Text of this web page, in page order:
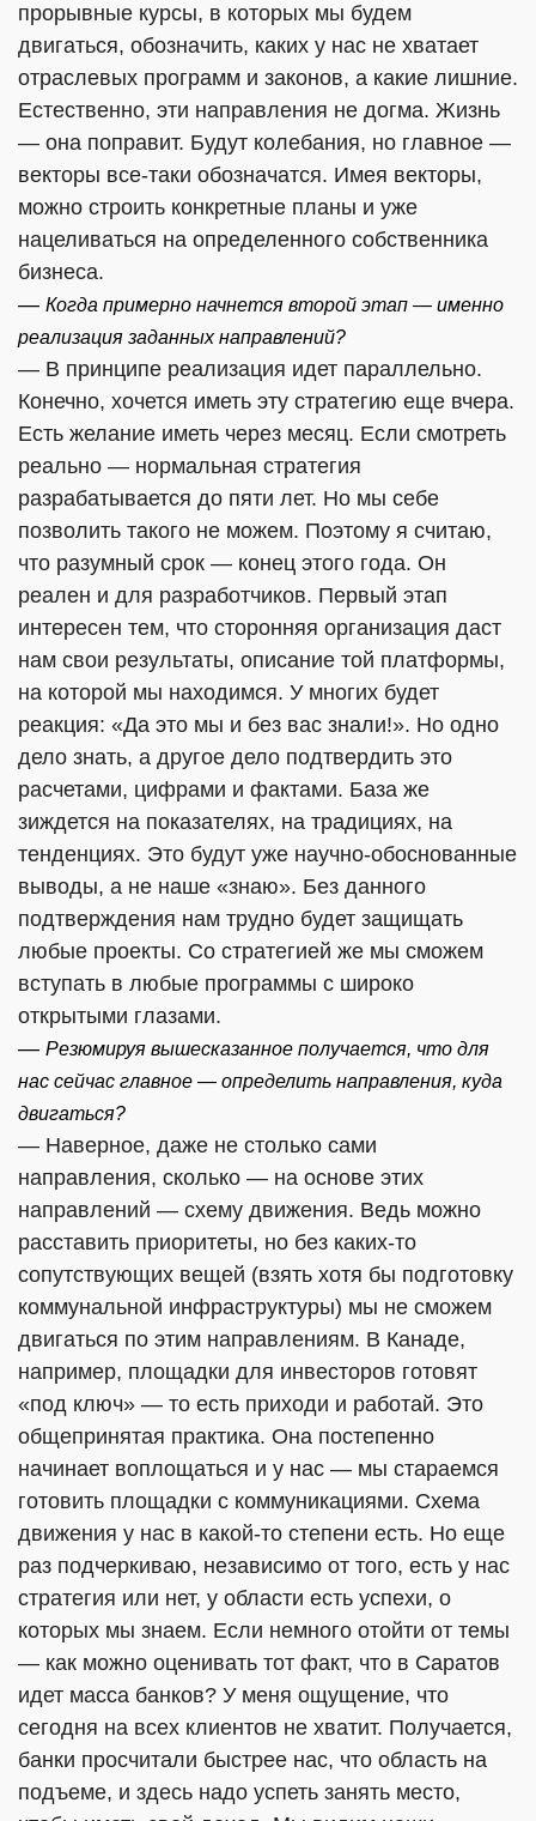
прорывные курсы, в которых мы будем
двигаться, обозначить, каких у нас не хватает
отраслевых программ и законов, а какие лишние.
Естественно, эти направления не догма. Жизнь
— она поправит. Будут колебания, но главное —
векторы все-таки обозначатся. Имея векторы,
можно строить конкретные планы и уже
нацеливаться на определенного собственника
бизнеса.
— Когда примерно начнется второй этап — именно
реализация заданных направлений?
— В принципе реализация идет параллельно.
Конечно, хочется иметь эту стратегию еще вчера.
Есть желание иметь через месяц. Если смотреть
реально — нормальная стратегия
разрабатывается до пяти лет. Но мы себе
позволить такого не можем. Поэтому я считаю,
что разумный срок — конец этого года. Он
реален и для разработчиков. Первый этап
интересен тем, что сторонняя организация даст
нам свои результаты, описание той платформы,
на которой мы находимся. У многих будет
реакция: «Да это мы и без вас знали!». Но одно
дело знать, а другое дело подтвердить это
расчетами, цифрами и фактами. База же
зиждется на показателях, на традициях, на
тенденциях. Это будут уже научно-обоснованные
выводы, а не наше «знаю». Без данного
подтверждения нам трудно будет защищать
любые проекты. Со стратегией же мы сможем
вступать в любые программы с широко
открытыми глазами.
— Резюмируя вышесказанное получается, что для
нас сейчас главное — определить направления, куда
двигаться?
— Наверное, даже не столько сами
направления, сколько — на основе этих
направлений — схему движения. Ведь можно
расставить приоритеты, но без каких-то
сопутствующих вещей (взять хотя бы подготовку
коммунальной инфраструктуры) мы не сможем
двигаться по этим направлениям. В Канаде,
например, площадки для инвесторов готовят
«под ключ» — то есть приходи и работай. Это
общепринятая практика. Она постепенно
начинает воплощаться и у нас — мы стараемся
готовить площадки с коммуникациями. Схема
движения у нас в какой-то степени есть. Но еще
раз подчеркиваю, независимо от того, есть у нас
стратегия или нет, у области есть успехи, о
которых мы знаем. Если немного отойти от темы
— как можно оценивать тот факт, что в Саратов
идет масса банков? У меня ощущение, что
сегодня на всех клиентов не хватит. Получается,
банки просчитали быстрее нас, что область на
подъеме, и здесь надо успеть занять место,